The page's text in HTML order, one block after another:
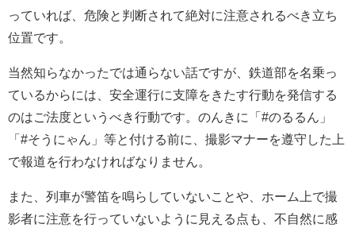
っていれば、危険と判断されて絶対に注意されるべき立ち
位置です。
当然知らなかったでは通らない話ですが、鉄道部を名乗っ
ているからには、安全運行に支障をきたす行動を発信する
のはご法度というべき行動です。のんきに「#のるるん」
「#そうにゃん」等と付ける前に、撮影マナーを遵守した上
で報道を行わなければなりません。
また、列車が警笛を鳴らしていないことや、ホーム上で撮
影者に注意を行っていないように見える点も、不自然に感